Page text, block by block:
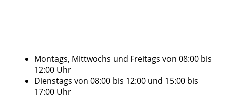
Montags, Mittwochs und Freitags von 08:00 bis
12:00 Uhr
Dienstags von 08:00 bis 12:00 und 15:00 bis
17:00 Uhr